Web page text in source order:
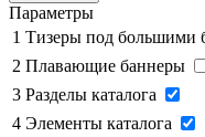
Параметры
1 Тизеры под большими
2 Плавающие баннеры
3 Разделы каталога
4 Элементы каталога